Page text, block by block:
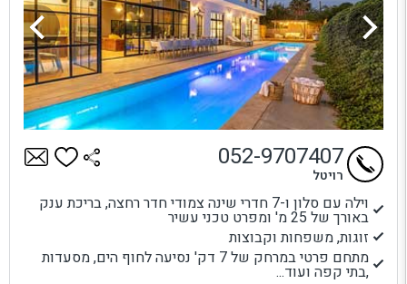
וילה עם סלון ו-7 חדרי שינה צמודי חדר רחצה, בריכת ענק
באורך של 25 מ' ומפרט טכני עשיר
זוגות, משפחות וקבוצות
מתחם פרטי במרחק של 7 דק' נסיעה לחוף הים, מסעדות
,בתי קפה ועוד...
052-9707407
רויטל